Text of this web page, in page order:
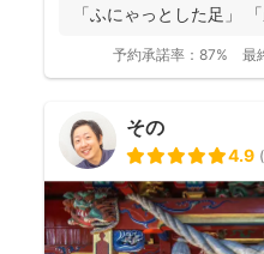
「ふにゃっとした足」
予約承諾率： 87% 最
その
4.9 (